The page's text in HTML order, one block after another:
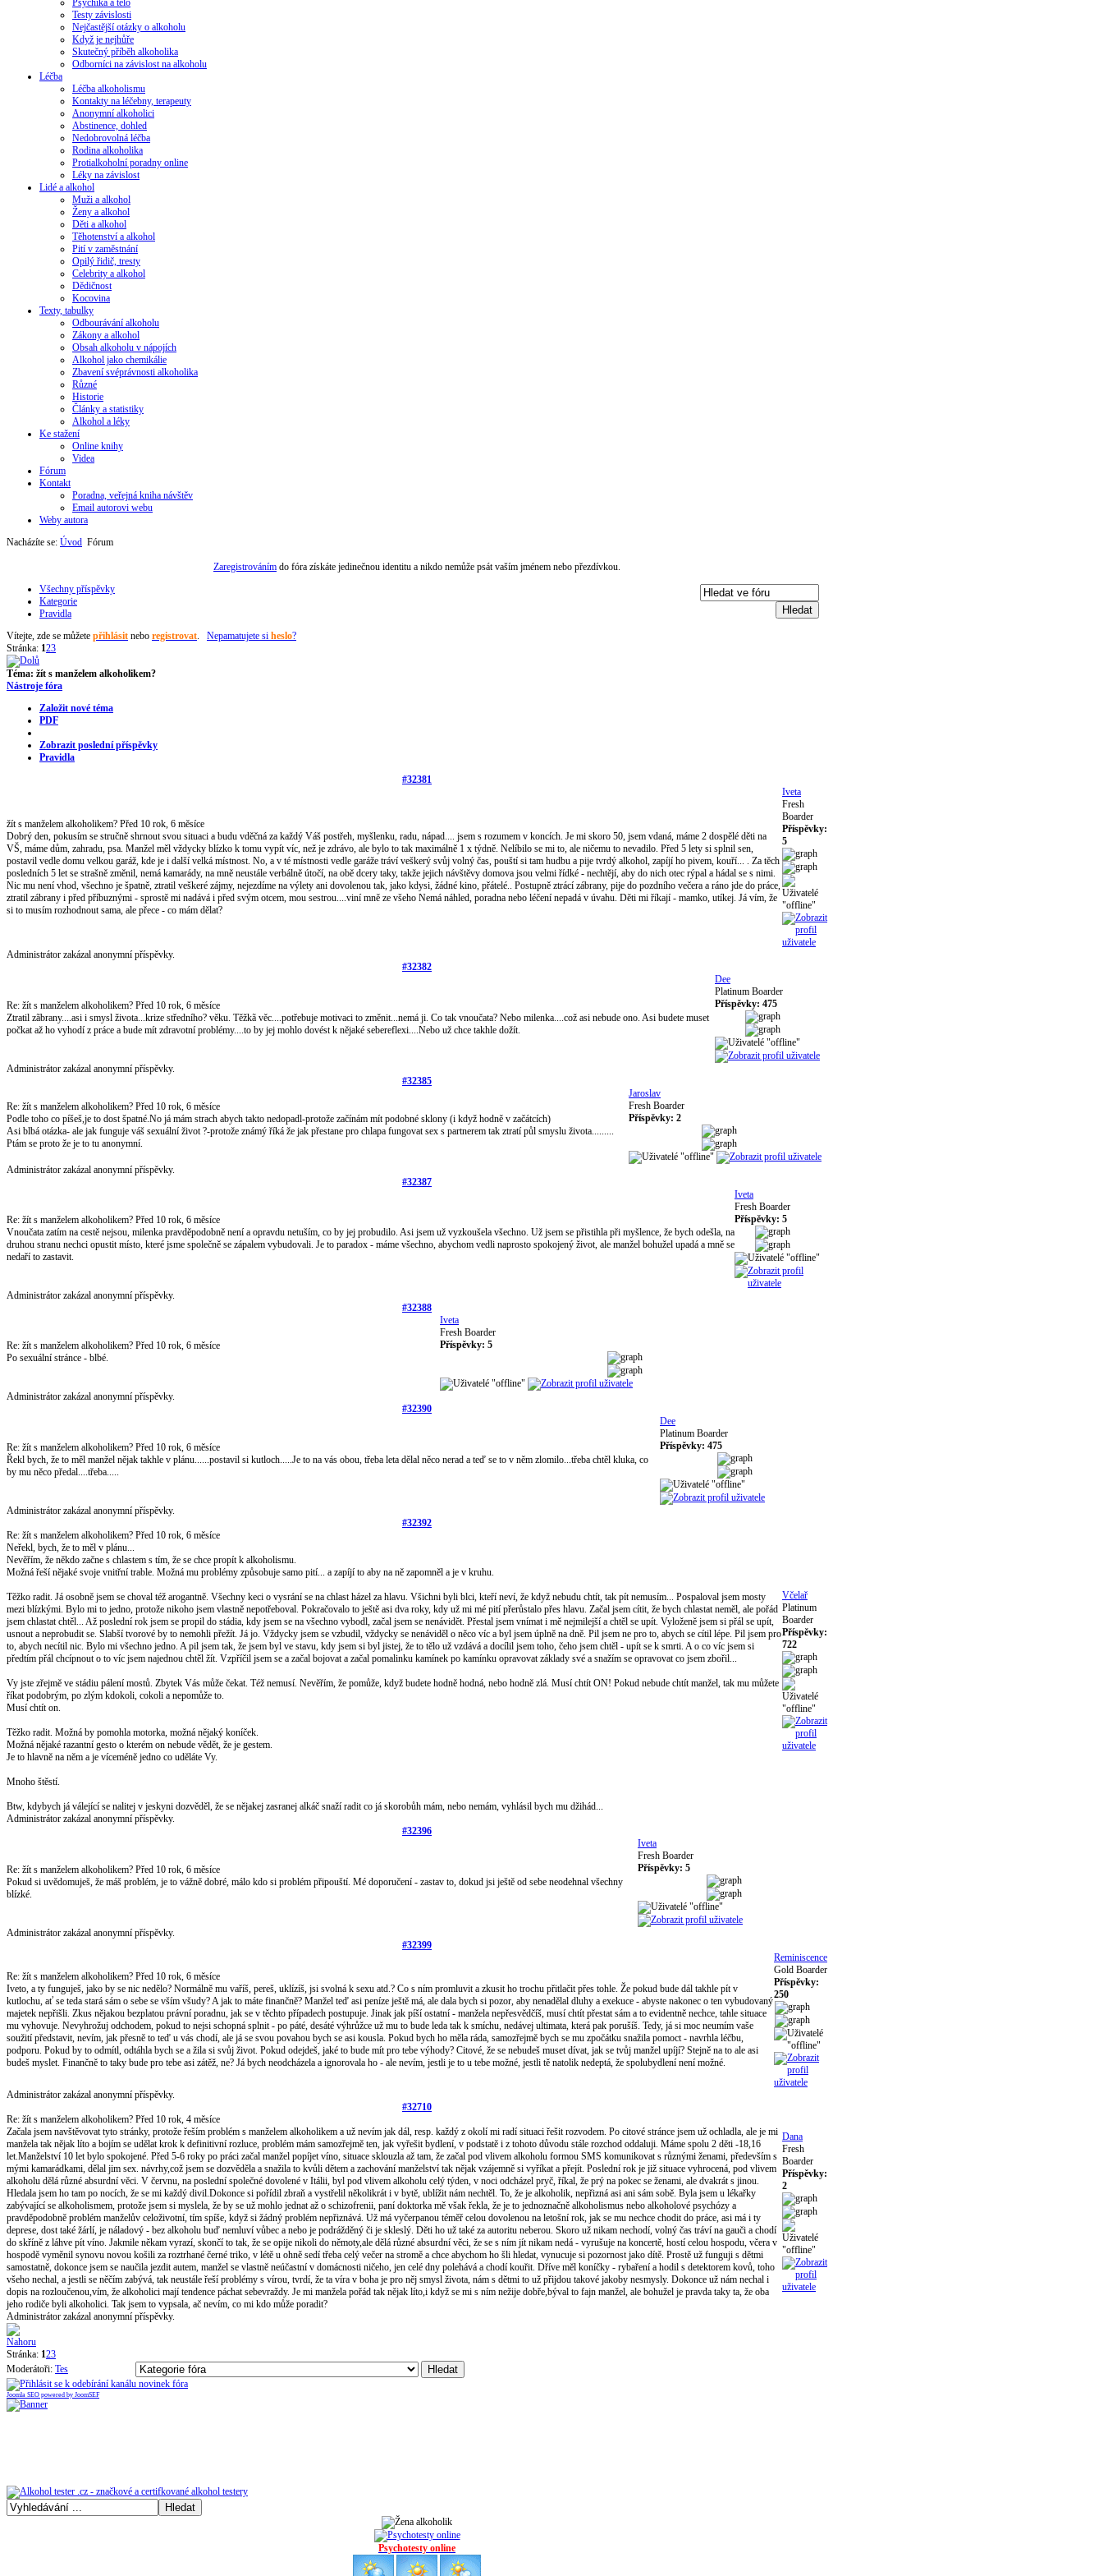
Psychika a tělo
Testy závislosti
Nejčastější otázky o alkoholu
Když je nejhůře
Skutečný příběh alkoholika
Odborníci na závislost na alkoholu
Léčba
Léčba alkoholismu
Kontakty na léčebny, terapeuty
Anonymní alkoholici
Abstinence, dohled
Nedobrovolná léčba
Rodina alkoholika
Protialkoholní poradny online
Léky na závislost
Lidé a alkohol
Muži a alkohol
Ženy a alkohol
Děti a alkohol
Těhotenství a alkohol
Pití v zaměstnání
Opilý řidič, tresty
Celebrity a alkohol
Dědičnost
Kocovina
Texty, tabulky
Odbourávání alkoholu
Zákony a alkohol
Obsah alkoholu v nápojích
Alkohol jako chemikálie
Zbavení svéprávnosti alkoholika
Různé
Historie
Články a statistiky
Alkohol a léky
Ke stažení
Online knihy
Videa
Fórum
Kontakt
Poradna, veřejná kniha návštěv
Email autorovi webu
Weby autora
Nacházíte se: Úvod Fórum
Zaregistrováním do fóra získáte jedinečnou identitu a nikdo nemůže psát vaším jménem nebo přezdívkou.
Všechny příspěvky
Kategorie
Pravidla
Vítejte, zde se můžete přihlásit nebo registrovat. Nepamatujete si heslo?
Stránka: 123
Téma: žít s manželem alkoholikem?
Nástroje fóra
Založit nové téma
PDF
Zobrazit poslední příspěvky
Pravidla
#32381
žít s manželem alkoholikem? Před 10 rok, 6 měsíce
Dobrý den, pokusím se stručně shrnout svou situaci a budu vděčná za každý Váš postřeh, myšlenku, radu, nápad.... jsem s rozumem v koncích. Je mi skoro 50, jsem vdaná, máme 2 dospělé děti na
VŠ, máme dům, zahradu, psa. Manžel měl vždycky blízko k tomu vypít víc, než je zdrávo, ale bylo to tak maximálně 1 x týdně. Nelíbilo se mi to, ale ničemu to nevadilo. Před 5 lety si splnil sen,
postavil vedle domu velkou garáž, kde je i další velká místnost. No, a v té místnosti vedle garáže tráví veškerý svůj volný čas, pouští si tam hudbu a pije tvrdý alkohol, zapíjí ho pivem, kouří... . Za těch
posledních 5 let se strašně změnil, nemá kamarády, na mně neustále verbálně útočí, na obě dcery taky, takže jejich návštěvy domova jsou velmi řídké - nechtějí, aby do nich otec rýpal a hádal se s nimi.
Nic mu není vhod, všechno je špatně, ztratil veškeré zájmy, nejezdíme na výlety ani dovolenou tak, jako kdysi, žádné kino, přátelé.. Postupně ztrácí zábrany, pije do pozdního večera a ráno jde do práce,
ztratil zábrany i před příbuznými - sprostě mi nadává i před svým otcem, mou sestrou....viní mně ze všeho Nemá náhled, poradna nebo léčení nepadá v úvahu. Děti mi říkají - mamko, utíkej. Já vím, že
si to musím rozhodnout sama, ale přece - co mám dělat?
Iveta
Fresh
Boarder
Příspěvky:
5
Administrátor zakázal anonymní příspěvky.
#32382
Re: žít s manželem alkoholikem? Před 10 rok, 6 měsíce
Ztratil zãbrany....asi i smysl života...krize středního? věku. Těžkã věc....potřebuje motivaci to změnit...nemá ji. Co tak vnoučata? Nebo milenka....což asi nebude ono. Asi budete muset
počkat až ho vyhodí z práce a bude mít zdravotní problémy....to by jej mohlo dovést k nějaké sebereflexi....Nebo už chce takhle dožít.
Dee
Platinum Boarder
Příspěvky: 475
Administrátor zakázal anonymní příspěvky.
#32385
Re: žít s manželem alkoholikem? Před 10 rok, 6 měsíce
Podle toho co píšeš,je to dost špatné.No já mám strach abych takto nedopadl-protože začínám mít podobné sklony (i když hodně v začátcích)
Asi blbá otázka- ale jak funguje váš sexuální život ?-protože známý říká že jak přestane pro chlapa fungovat sex s partnerem tak ztratí půl smyslu života.........
Ptám se proto že je to tu anonymní.
Jaroslav
Fresh Boarder
Příspěvky: 2
Administrátor zakázal anonymní příspěvky.
#32387
Re: žít s manželem alkoholikem? Před 10 rok, 6 měsíce
Vnoučata zatím na cestě nejsou, milenka pravděpodobně není a opravdu netuším, co by jej probudilo. Asi jsem už vyzkoušela všechno. Už jsem se přistihla při myšlence, že bych odešla, na
druhou stranu nechci opustit místo, které jsme společně se zápalem vybudovali. Je to paradox - máme všechno, abychom vedli naprosto spokojený život, ale manžel bohužel upadá a mně se
nedaří to zastavit.
Iveta
Fresh Boarder
Příspěvky: 5
Administrátor zakázal anonymní příspěvky.
#32388
Re: žít s manželem alkoholikem? Před 10 rok, 6 měsíce
Po sexuální stránce - blbé.
Iveta
Fresh Boarder
Příspěvky: 5
Administrátor zakázal anonymní příspěvky.
#32390
Re: žít s manželem alkoholikem? Před 10 rok, 6 měsíce
Řekl bych, že to měl manžel nějak takhle v plánu......postavil si kutloch.....Je to na vás obou, třeba leta dělal něco nerad a teď se to v něm zlomilo...třeba chtěl kluka, co
by mu něco předal....třeba.....
Dee
Platinum Boarder
Příspěvky: 475
Administrátor zakázal anonymní příspěvky.
#32392
Re: žít s manželem alkoholikem? Před 10 rok, 6 měsíce
Neřekl, bych, že to měl v plánu...
Nevěřím, že někdo začne s chlastem s tím, že se chce propít k alkoholismu.
Možná řeší nějaké svoje vnitřní trable. Možná mu problémy způsobuje samo pití... a zapíjí to aby na ně zapomněl a je v kruhu.
Těžko radit. Já osobně jsem se choval též arogantně. Všechny keci o vysrání se na chlast házel za hlavu. Všichni byli blci, kteří neví, že když nebudu chtít, tak pít nemusím... Pospaloval jsem mosty
mezi blízkými. Bylo mi to jedno, protože nikoho jsem vlastně nepotřeboval. Pokračovalo to ještě asi dva roky, kdy už mi mé pití přerůstalo přes hlavu. Začal jsem cítit, že bych chlastat neměl, ale pořád
jsem chlastat chtěl... Až poslední rok jsem se propil do stádia, kdy jsem se na všechno vybodl, začal jsem se nenávidět. Přestal jsem vnímat i mě nejmilejší a chtěl se upít. Vyloženě jsem si přál se upít,
usnout a neprobudit se. Slabší tvorové by to nemohli přežít. Já jo. Vždycky jsem se vzbudil, vždycky se nenáviděl o něco víc a byl jsem úplně na dně. Pil jsem ne pro to, abych se cítil lépe. Pil jsem pro
to, abych necítil nic. Bylo mi všechno jedno. A pil jsem tak, že jsem byl ve stavu, kdy jsem si byl jistej, že to tělo už vzdává a docílil jsem toho, čeho jsem chtěl - upít se k smrti. A o co víc jsem si
předtím přál chcípnout o to víc jsem najednou chtěl žít. Vzpříčil jsem se a začal bojovat a začal pomalinku kamínek po kamínku opravovat základy své a snažím se opravovat co jsem zbořil...
Vy jste zřejmě ve stádiu pálení mostů. Zbytek Vás může čekat. Též nemusí. Nevěřím, že pomůže, když budete hodně hodná, nebo hodně zlá. Musí chtít ON! Pokud nebude chtít manžel, tak mu můžete
říkat podobrým, po zlým kdokoli, cokoli a nepomůže to.
Musí chtít on.
Těžko radit. Možná by pomohla motorka, možná nějaký koníček.
Možná nějaké razantní gesto o kterém on nebude vědět, že je gestem.
Je to hlavně na něm a je víceméně jedno co uděláte Vy.
Mnoho štěstí.
Btw, kdybych já válející se nalitej v jeskyni dozvěděl, že se nějakej zasranej alkáč snaží radit co já skorobůh mám, nebo nemám, vyhlásil bych mu džihád...
Včelař
Platinum
Boarder
Příspěvky:
722
Administrátor zakázal anonymní příspěvky.
#32396
Re: žít s manželem alkoholikem? Před 10 rok, 6 měsíce
Pokud si uvědomuješ, že máš problém, je to vážně dobré, málo kdo si problém připouští. Mé doporučení - zastav to, dokud jsi ještě od sebe neodehnal všechny
blízké.
Iveta
Fresh Boarder
Příspěvky: 5
Administrátor zakázal anonymní příspěvky.
#32399
Re: žít s manželem alkoholikem? Před 10 rok, 6 měsíce
Iveto, a ty funguješ, jako by se nic nedělo? Normálně mu vaříš, pereš, uklízíš, jsi svolná k sexu atd.? Co s ním promluvit a zkusit ho trochu přitlačit přes tohle. Že pokud bude dál takhle pít v
kutlochu, ať se teda stará sám o sebe se vším všudy? A jak to máte finančně? Manžel teď asi peníze ještě má, ale dala bych si pozor, aby nenadělal dluhy a exekuce - abyste nakonec o ten vybudovaný
majetek nepřišli. Zkus nějakou bezplatou právní poradnu, jak se v těchto případech postupuje. Jinak jak píší ostatní - manžela nepřesvědčíš, musí chtít přestat sám a to evidentně nechce, tahle situace
mu vyhovuje. Nevyhrožuj odchodem, pokud to nejsi schopná splnit - po páté, desáté výhrůžce už mu to bude leda tak k smíchu, nedávej ultimata, která pak porušíš. Tedy, já si moc neumím vaše
soužití představit, nevím, jak přesně to teď u vás chodí, ale já se svou povahou bych se asi kousla. Pokud bych ho měla ráda, samozřejmě bych se mu zpočátku snažila pomoct - navrhla léčbu,
podporu. Pokud by to odmítl, odtáhla bych se a žila si svůj život. Pokud odejdeš, jaké to bude mít pro tebe výhody? Citové, že se nebudeš muset dívat, jak se tvůj manžel upíjí? Stejně na to ale asi
budeš myslet. Finančně to taky bude pro tebe asi zátěž, ne? Já bych neodcházela a ignorovala ho - ale nevím, jestli je to u tebe možné, jestli tě natolik nedeptá, že spolubydlení není možné.
Reminiscence
Gold Boarder
Příspěvky:
250
Administrátor zakázal anonymní příspěvky.
#32710
Re: žít s manželem alkoholikem? Před 10 rok, 4 měsíce
Začala jsem navštěvovat tyto stránky, protože řeším problém s manželem alkoholikem a už nevím jak dál, resp. každý z okolí mi radí situaci řešit rozvodem. Po citové stránce jsem už ochladla, ale je mi
manžela tak nějak líto a bojím se udělat krok k definitivní rozluce, problém mám samozřejmě ten, jak vyřešit bydlení, v podstatě i z tohoto důvodu stále rozchod oddaluji. Máme spolu 2 děti -18,16
let.Manželství 10 let bylo spokojené. Před 5-6 roky po práci začal manžel popíjet víno, situace sklouzla až tam, že začal pod vlivem alkoholu formou SMS komunikovat s různými ženami, především s
mými kamarádkami, dělal jim sex. návrhy,což jsem se dozvěděla a snažila to kvůli dětem a zachování manželství tak nějak vzájemně si vyříkat a přejít. Poslední rok je již situace vyhrocená, pod vlivem
alkoholu dělá různé absurdní věci. V červnu, na poslední společné dovolené v Itálii, byl pod vlivem alkoholu celý týden, v noci odcházel pryč, říkal, že prý na pokec se ženami, ale dvakrát s jinou.
Hledala jsem ho tam po nocích, že se mi každý divil.Dokonce si pořídil zbraň a vystřelil několikrát i v bytě, ublížit nám nechtěl. To, že je alkoholik, nepřizná asi ani sám sobě. Byla jsem u lékařky
zabývající se alkoholismem, protože jsem si myslela, že by se už mohlo jednat až o schizofrenii, paní doktorka mě však řekla, že je to jednoznačně alkoholismus nebo alkoholové psychózy a
pravděpodobně problém manželův celoživotní, tím spíše, když si žádný problém nepřiznává. Už má vyčerpanou téměř celou dovolenou na letošní rok, jak se mu nechce chodit do práce, asi má i ty
deprese, dost také žárlí, je náladový - bez alkoholu buď nemluví vůbec a nebo je podrážděný či je skleslý. Děti ho už také za autoritu neberou. Skoro už nikam nechodí, volný čas tráví na gauči a chodí
do skříně z láhve pít víno. Jakmile někam vyrazí, skončí to tak, že se opije nikoli do němoty,ale dělá různé absurdní věci, že se s ním jít nikam nedá - vyrušuje na koncertě, hostí celou hospodu, včera v
hospodě vyměnil synovu novou košili za roztrhané černé triko, v létě u ohně sedí třeba celý večer na stromě a chce abychom ho šli hledat, vynucuje si pozornost jako dítě. Prostě už funguji s dětmi
samostatně, dokonce jsem se naučila jezdit autem, manžel se vlastně neúčastní v domácnosti ničeho, jen celé dny polehává a chodí kouřit. Dříve měl koníčky - rybaření a hodil s detektorem kovů, toho
všeho nechal, a jestli se něčím zabývá, tak neustále řeší problémy s vírou, tvrdí, že ta víra v boha je pro něj smysl života, nám s dětmi to už přijdou takové jakoby nesmysly. Dokonce už nám nechal i
dopis na rozloučenou,vím, že alkoholici mají tendence páchat sebevraždy. Je mi manžela pořád tak nějak líto,i když se mi s ním nežije dobře,býval to fajn manžel, ale bohužel je pravda taky ta, že oba
jeho rodiče byli alkoholici. Tak jsem to vypsala, ač nevím, co mi kdo může poradit?
Dana
Fresh
Boarder
Příspěvky:
2
Administrátor zakázal anonymní příspěvky.
Stránka: 123
Moderátoři: Tes
Joomla SEO powered by JoomSEF
Psychotesty online